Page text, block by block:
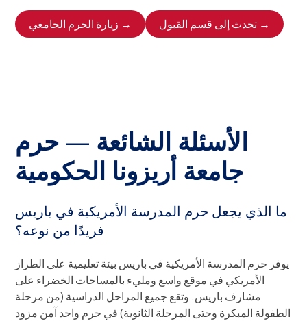
زيارة الحرم الجامعي → تحدث إلى قسم القبول →
الأسئلة الشائعة — حرم
جامعة أريزونا الحكومية
ما الذي يجعل حرم المدرسة الأمريكية في باريس
فريدًا من نوعه؟
يوفر حرم المدرسة الأمريكية في باريس بيئة تعليمية على الطراز
الأمريكي في موقع واسع ومليء بالمساحات الخضراء على
مشارف باريس. وتقع جميع المراحل الدراسية (من مرحلة
الطفولة المبكرة وحتى المرحلة الثانوية) في حرم واحد آمن مزود